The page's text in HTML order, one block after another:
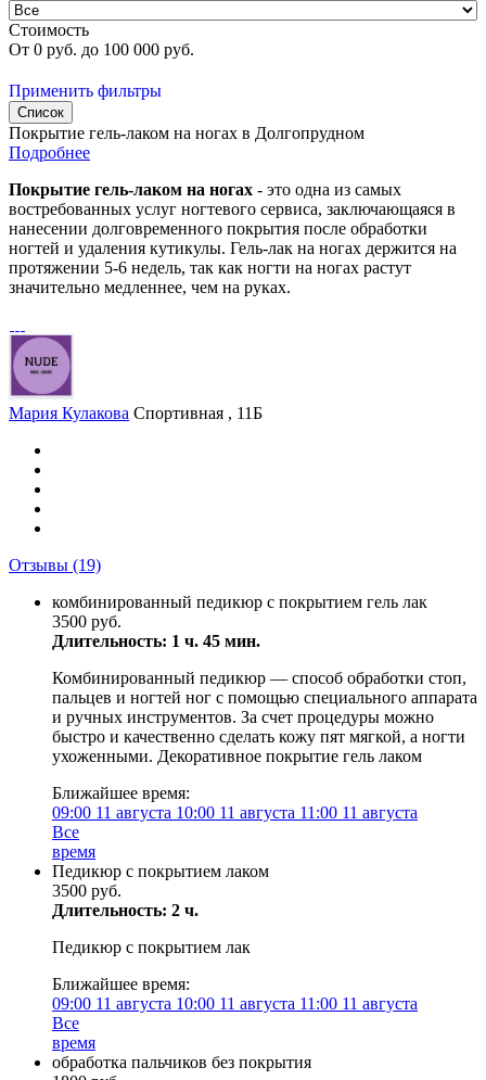
Стоимость
От 0 руб. до 100 000 руб.
Применить фильтры
Список
Покрытие гель-лаком на ногах в Долгопрудном
Подробнее
Покрытие гель-лаком на ногах - это одна из самых
востребованных услуг ногтевого сервиса, заключающаяся в
нанесении долговременного покрытия после обработки
ногтей и удаления кутикулы. Гель-лак на ногах держится на
протяжении 5-6 недель, так как ногти на ногах растут
значительно медленнее, чем на руках.
Мария Кулакова Спортивная , 11Б
Отзывы (19)
комбинированный педикюр с покрытием гель лак
3500 руб.
Длительность: 1 ч. 45 мин.
Комбинированный педикюр — способ обработки стоп,
пальцев и ногтей ног с помощью специального аппарата
и ручных инструментов. За счет процедуры можно
быстро и качественно сделать кожу пят мягкой, а ногти
ухоженными. Декоративное покрытие гель лаком
Ближайшее время:
09:00 11 августа 10:00 11 августа 11:00 11 августа
Все
время
Педикюр с покрытием лаком
3500 руб.
Длительность: 2 ч.
Педикюр с покрытием лак
Ближайшее время:
09:00 11 августа 10:00 11 августа 11:00 11 августа
Все
время
обработка пальчиков без покрытия